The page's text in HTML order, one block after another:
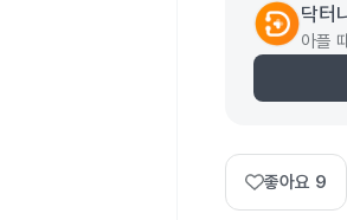
닥터
아플
좋아요 9